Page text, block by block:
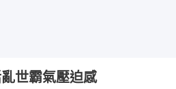
世霸氣壓迫感